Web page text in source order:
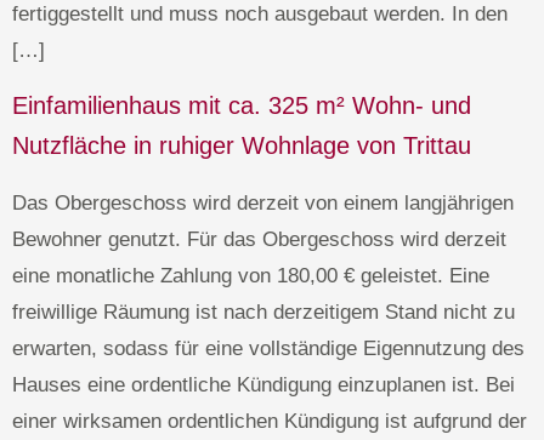
fertiggestellt und muss noch ausgebaut werden. In den
[…]
Einfamilienhaus mit ca. 325 m² Wohn- und
Nutzfläche in ruhiger Wohnlage von Trittau
Das Obergeschoss wird derzeit von einem langjährigen
Bewohner genutzt. Für das Obergeschoss wird derzeit
eine monatliche Zahlung von 180,00 € geleistet. Eine
freiwillige Räumung ist nach derzeitigem Stand nicht zu
erwarten, sodass für eine vollständige Eigennutzung des
Hauses eine ordentliche Kündigung einzuplanen ist. Bei
einer wirksamen ordentlichen Kündigung ist aufgrund der